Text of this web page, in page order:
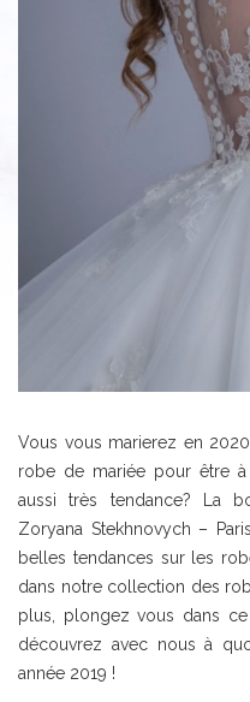
Vous vous marierez en
robe de mariée pour être
aussi très tendance? La
Zoryana Stekhnovych –
belles tendances sur les
dans notre collection des
plus, plongez vous dans
découvrez avec nous à
année 2019 !